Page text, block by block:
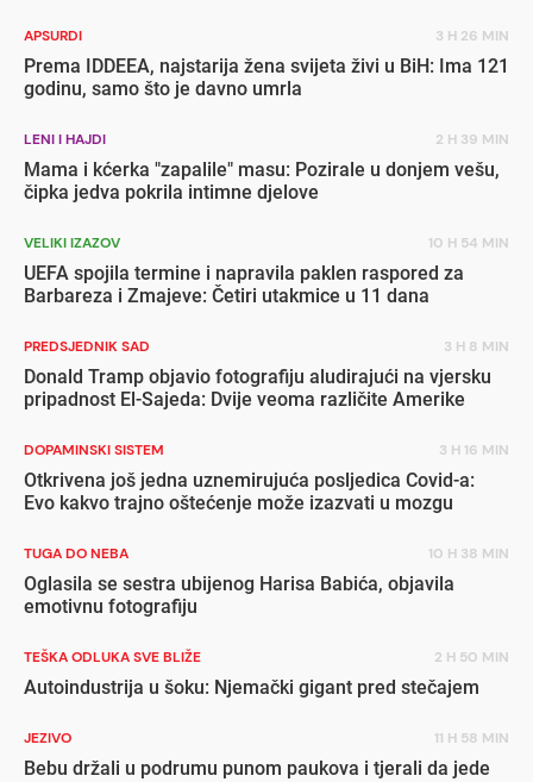
APSURDI 3 H 26 MIN
Prema IDDEEA, najstarija žena svijeta živi u BiH: Ima 121
godinu, samo što je davno umrla
LENI I HAJDI 2 H 39 MIN
Mama i kćerka "zapalile" masu: Pozirale u donjem vešu,
čipka jedva pokrila intimne djelove
VELIKI IZAZOV 10 H 54 MIN
UEFA spojila termine i napravila paklen raspored za
Barbareza i Zmajeve: Četiri utakmice u 11 dana
PREDSJEDNIK SAD 3 H 8 MIN
Donald Tramp objavio fotografiju aludirajući na vjersku
pripadnost El-Sajeda: Dvije veoma različite Amerike
DOPAMINSKI SISTEM 3 H 16 MIN
Otkrivena još jedna uznemirujuća posljedica Covid-a:
Evo kakvo trajno oštećenje može izazvati u mozgu
TUGA DO NEBA 10 H 38 MIN
Oglasila se sestra ubijenog Harisa Babića, objavila
emotivnu fotografiju
TEŠKA ODLUKA SVE BLIŽE 2 H 50 MIN
Autoindustrija u šoku: Njemački gigant pred stečajem
JEZIVO 11 H 58 MIN
Bebu držali u podrumu punom paukova i tjerali da jede